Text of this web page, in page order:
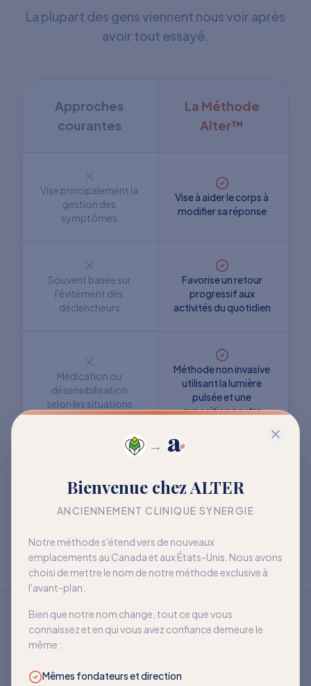
→
Bienvenue chez ALTER
ANCIENNEMENT CLINIQUE SYNERGIE
Notre méthode s'étend vers de nouveaux
emplacements au Canada et aux États-Unis. Nous avons
choisi de mettre le nom de notre méthode exclusive à
l'avant-plan.
Bien que notre nom change, tout ce que vous
connaissez et en qui vous avez confiance demeure le
même :
Mêmes fondateurs et direction
La plupart des gens viennent nous voir après
avoir tout essayé.
Approches
courantes
La Méthode
Alter™
Vise principalement la
gestion des
symptômes
Vise à aider le corps à
modifier sa réponse
Souvent basée sur
l'évitement des
déclencheurs
Favorise un retour
progressif aux
activités du quotidien
Médication ou
désensibilisation
selon les situations
Méthode non invasive
utilisant la lumière
pulsée et une
exposition neutre
Objectif : mieux vivre
avec la sensibilité
davantage de liberté